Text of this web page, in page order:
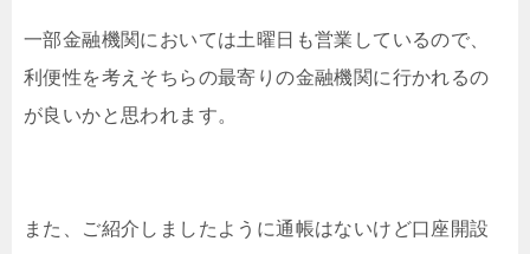
一部金融機関においては土曜日も営業しているので、
利便性を考えそちらの最寄りの金融機関に行かれるの
が良いかと思われます。
また、ご紹介しましたように通帳はないけど口座開設